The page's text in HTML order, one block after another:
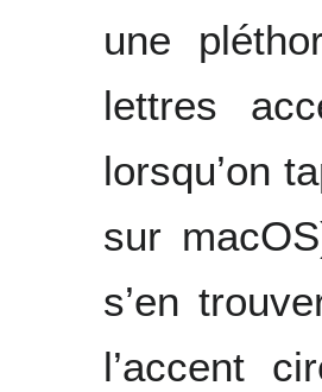
une
lettres
lorsqu’on
sur
s’en
l’accent